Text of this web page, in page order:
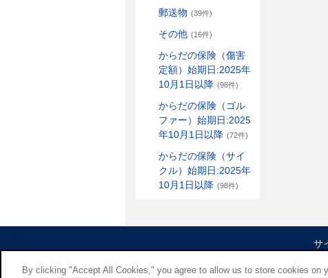
郵送物 (39件)
その他 (16件)
からだの保険（傷害
定額）始期日:2025年
10月1日以降 (98件)
からだの保険（ゴル
ファー）始期日:2025
年10月1日以降 (72件)
からだの保険（サイ
クル）始期日:2025年
10月1日以降 (98件)
サ
By clicking "Accept All Cookies," you agree to allow us to store cookies on